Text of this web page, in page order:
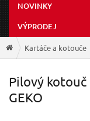
NOVINKY
VÝPRODEJ
Kartáče a kotouče
Pilový kotouč
GEKO